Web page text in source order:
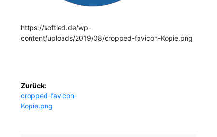
https://softled.de/wp-
content/uploads/2019/08/cropped-favicon-Kopie.png
Beitragsnavigation
Zurück:
Vorheriger
Beitrag:
cropped-favicon-
Kopie.png